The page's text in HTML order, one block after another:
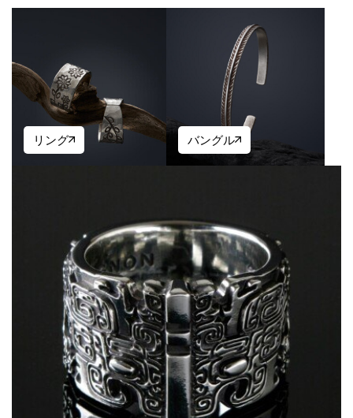
リング バングル